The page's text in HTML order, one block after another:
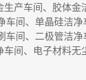
产车间、胶体金
车间、单晶硅洁
间、二极管洁
间、电子材料